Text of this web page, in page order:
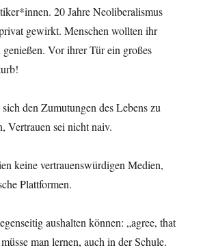
20 Jahre Neoliberalismus
gewirkt. Menschen wollten ihr
Vor ihrer Tür ein großes
den Zumutungen des Lebens zu
Vertrauen sei nicht naiv.
keine vertrauenswürdigen Medien,
Plattformen.
aushalten können: „agree, that
man lernen, auch in der Schule.